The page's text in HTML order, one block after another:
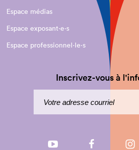
Espace médias
Espace exposant·e⋅s
Espace professionnel·le⋅s
Inscrivez-vous à